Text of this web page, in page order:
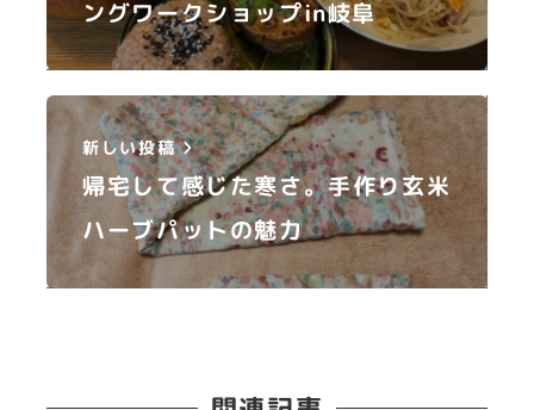
ングワークショップin岐阜
新しい投稿
帰宅して感じた寒さ。手作り玄米
ハーブパットの魅力